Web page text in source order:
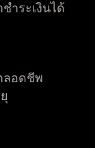
ำระเงินได้
ลอดชีพ